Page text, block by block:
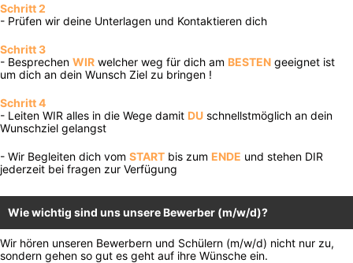
Schritt 2
- Prüfen wir deine Unterlagen und Kontaktieren dich
Schritt 3
- Besprechen WIR welcher weg für dich am BESTEN geeignet ist
um dich an dein Wunsch Ziel zu bringen !
Schritt 4
- Leiten WIR alles in die Wege damit DU schnellstmöglich an dein
Wunschziel gelangst
- Wir Begleiten dich vom START bis zum ENDE und stehen DIR
jederzeit bei fragen zur Verfügung
Wie wichtig sind uns unsere Bewerber (m/w/d)?
Wir hören unseren Bewerbern und Schülern (m/w/d) nicht nur zu,
sondern gehen so gut es geht auf ihre Wünsche ein.